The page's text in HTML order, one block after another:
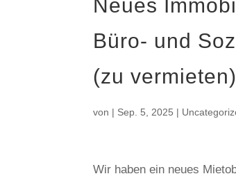
Neues
Büro- und
(zu vermieten)
von | Sep. 5, 2025 |
Wir haben ein neues